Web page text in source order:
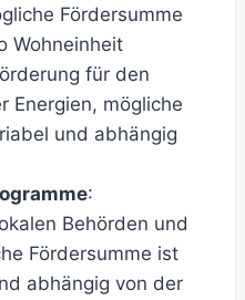
Fördersumme
Wohneinheit
für den
Energien, mögliche
und abhängig
:
Behörden und
Fördersumme ist
abhängig von der